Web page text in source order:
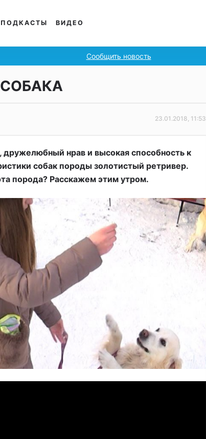
ПОДКАСТЫ ВИДЕО
Сообщить новость
23.01.2018, 11:53
дружелюбный нрав и высокая способность к
собак породы золотистый ретривер.
порода? Расскажем этим утром.